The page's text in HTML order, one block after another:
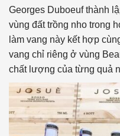
Georges Duboeuf thành
vùng đất trồng nho trong
làm vang này kết hợp
vang chỉ riêng ở vùng
chất lượng của từng quả